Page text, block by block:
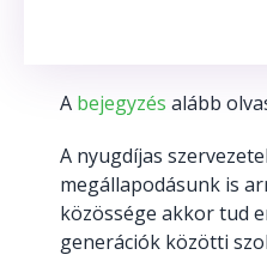
A bejegyzés alább
A nyugdíjas
megállapodásunk is
közössége akkor tud
generációk közötti